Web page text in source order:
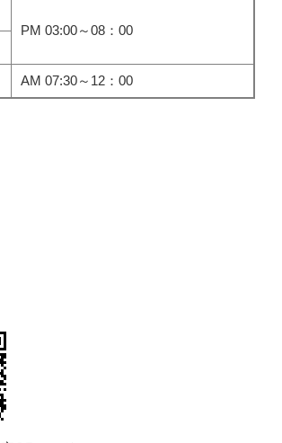
PM 03:00～08：00
AM 07:30～12：00